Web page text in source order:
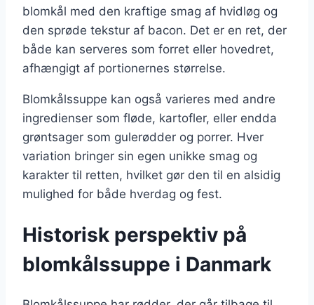
blomkål med den kraftige smag af hvidløg og
den sprøde tekstur af bacon. Det er en ret, der
både kan serveres som forret eller hovedret,
afhængigt af portionernes størrelse.
Blomkålssuppe kan også varieres med andre
ingredienser som fløde, kartofler, eller endda
grøntsager som gulerødder og porrer. Hver
variation bringer sin egen unikke smag og
karakter til retten, hvilket gør den til en alsidig
mulighed for både hverdag og fest.
Historisk perspektiv på
blomkålssuppe i Danmark